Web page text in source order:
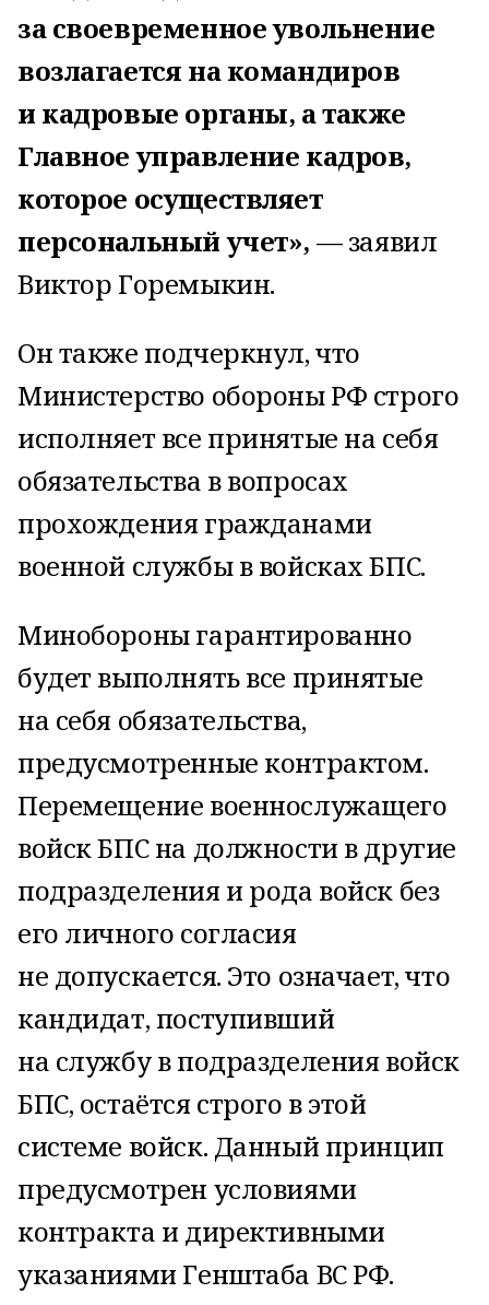
за своевременное увольнение
возлагается на командиров
и кадровые органы, а также
Главное управление кадров,
которое осуществляет
персональный учет», — заявил
Виктор Горемыкин.
Он также подчеркнул, что
Министерство обороны РФ строго
исполняет все принятые на себя
обязательства в вопросах
прохождения гражданами
военной службы в войсках БПС.
Минобороны гарантированно
будет выполнять все принятые
на себя обязательства,
предусмотренные контрактом.
Перемещение военнослужащего
войск БПС на должности в другие
подразделения и рода войск без
его личного согласия
не допускается. Это означает, что
кандидат, поступивший
на службу в подразделения войск
БПС, остаётся строго в этой
системе войск. Данный принцип
предусмотрен условиями
контракта и директивными
указаниями Генштаба ВС РФ.